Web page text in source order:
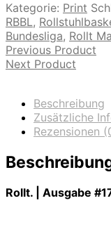
Kategorie: Print
RBBL,
Bundesliga, Rollt
Previous Product
Next Product
Beschreibung
Zusätzliche
Rezensionen
Rollt. | Ausgabe